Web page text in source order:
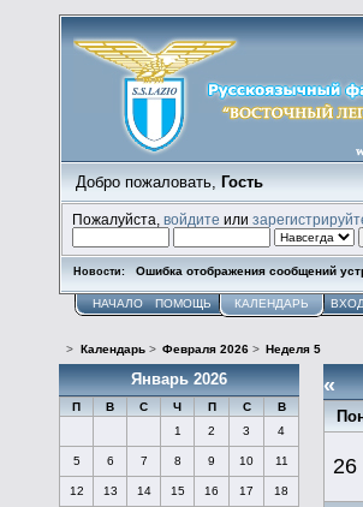
Добро пожаловать, Гость
Пожалуйста,войдите или
Новости: Ошибка отображения сообщений
НАЧАЛО ПОМОЩЬ КАЛЕНДАРЬ
> Календарь> Февраля 2026> Неделя 5
Январь 2026
П В С Ч П С
В
1
2 3 4
5 6 7 8 9 10 11
12 13 14 15 16 17 18
«
26